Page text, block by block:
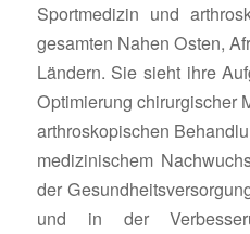
Sportmedizin und
gesamten Nahen Osten,
Ländern. Sie sieht ihre
Optimierung chirurgischer
arthroskopischen
medizinischem
der
und in der